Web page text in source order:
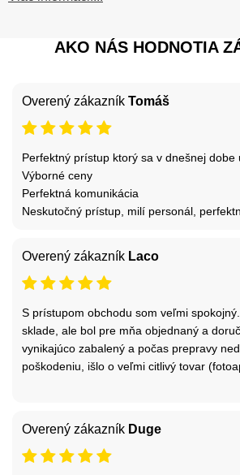
AKO NÁS HODNOTIA
Overený zákazník Tomáš
Perfektný prístup ktorý sa v dnešnej dobe
Výborné ceny
Perfektná komunikácia
Neskutočný prístup, milí personál,
Overený zákazník Laco
S prístupom obchodu som veľmi
sklade, ale bol pre mňa objednaný a
vynikajúco zabalený a počas prepravy
poškodeniu, išlo o veľmi citlivý tovar
Overený zákazník Duge